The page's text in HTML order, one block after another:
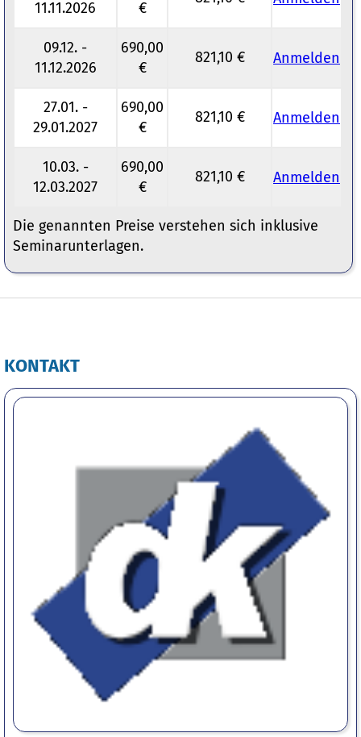
11.11.2026 €
09.12. -
11.12.2026
690,00
€
821,10 € Anmelden
27.01. -
29.01.2027
690,00
€
821,10 € Anmelden
10.03. -
12.03.2027
690,00
€
821,10 € Anmelden
Die genannten Preise verstehen sich inklusive
Seminarunterlagen.
KONTAKT